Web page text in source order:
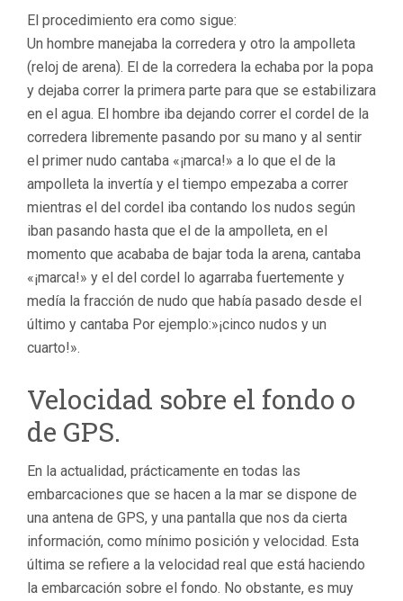
El procedimiento era como sigue:
Un hombre manejaba la corredera y otro la ampolleta
(reloj de arena). El de la corredera la echaba por la popa
y dejaba correr la primera parte para que se estabilizara
en el agua. El hombre iba dejando correr el cordel de la
corredera libremente pasando por su mano y al sentir
el primer nudo cantaba «¡marca!» a lo que el de la
ampolleta la invertía y el tiempo empezaba a correr
mientras el del cordel iba contando los nudos según
iban pasando hasta que el de la ampolleta, en el
momento que acababa de bajar toda la arena, cantaba
«¡marca!» y el del cordel lo agarraba fuertemente y
medía la fracción de nudo que había pasado desde el
último y cantaba Por ejemplo:»¡cinco nudos y un
cuarto!».
Velocidad sobre el fondo o
de GPS.
En la actualidad, prácticamente en todas las
embarcaciones que se hacen a la mar se dispone de
una antena de GPS, y una pantalla que nos da cierta
información, como mínimo posición y velocidad. Esta
última se refiere a la velocidad real que está haciendo
la embarcación sobre el fondo. No obstante, es muy